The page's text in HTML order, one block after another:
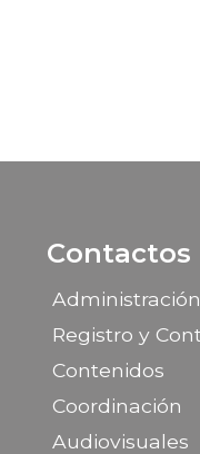
Contactos
Administración
Registro y
Contenidos
Coordinación
Audiovisuales